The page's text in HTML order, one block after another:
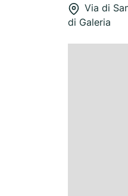
Via di
di Galeria